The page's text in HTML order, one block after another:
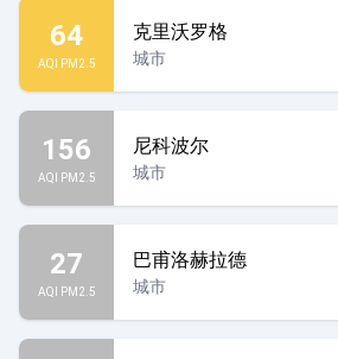
64
AQI PM2.5
克里沃罗格
城市
156
AQI PM2.5
尼科波尔
城市
27
AQI PM2.5
巴甫洛赫拉德
城市